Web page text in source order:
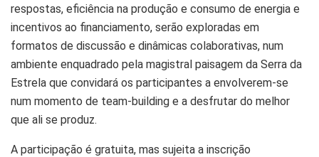
respostas, eficiência na produção e consumo de energia e
incentivos ao financiamento, serão exploradas em
formatos de discussão e dinâmicas colaborativas, num
ambiente enquadrado pela magistral paisagem da Serra da
Estrela que convidará os participantes a envolverem-se
num momento de team-building e a desfrutar do melhor
que ali se produz.
A participação é gratuita, mas sujeita a inscrição